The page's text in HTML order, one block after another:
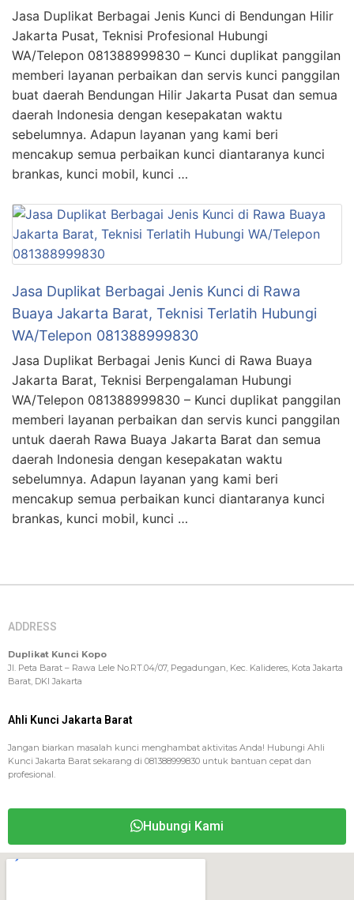
Jasa Duplikat Berbagai Jenis Kunci di Bendungan Hilir
Jakarta Pusat, Teknisi Profesional Hubungi
WA/Telepon 081388999830 – Kunci duplikat panggilan
memberi layanan perbaikan dan servis kunci panggilan
buat daerah Bendungan Hilir Jakarta Pusat dan semua
daerah Indonesia dengan kesepakatan waktu
sebelumnya. Adapun layanan yang kami beri
mencakup semua perbaikan kunci diantaranya kunci
brankas, kunci mobil, kunci …
Jasa Duplikat Berbagai Jenis Kunci di Rawa
Buaya Jakarta Barat, Teknisi Terlatih Hubungi
WA/Telepon 081388999830
Jasa Duplikat Berbagai Jenis Kunci di Rawa Buaya
Jakarta Barat, Teknisi Berpengalaman Hubungi
WA/Telepon 081388999830 – Kunci duplikat panggilan
memberi layanan perbaikan dan servis kunci panggilan
untuk daerah Rawa Buaya Jakarta Barat dan semua
daerah Indonesia dengan kesepakatan waktu
sebelumnya. Adapun layanan yang kami beri
mencakup semua perbaikan kunci diantaranya kunci
brankas, kunci mobil, kunci …
ADDRESS
Duplikat Kunci Kopo
Jl. Peta Barat – Rawa Lele No.RT.04/07, Pegadungan, Kec. Kalideres, Kota Jakarta
Barat, DKI Jakarta
Ahli Kunci Jakarta Barat
Jangan biarkan masalah kunci menghambat aktivitas Anda! Hubungi Ahli
Kunci Jakarta Barat sekarang di 081388999830 untuk bantuan cepat dan
profesional.
Hubungi Kami